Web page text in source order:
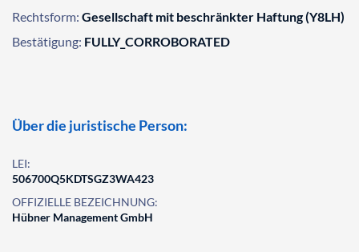
Rechtsform: Gesellschaft mit beschränkter Haftung (Y8LH)
Bestätigung: FULLY_CORROBORATED
Über die juristische Person:
LEI:
506700Q5KDTSGZ3WA423
OFFIZIELLE BEZEICHNUNG:
Hübner Management GmbH